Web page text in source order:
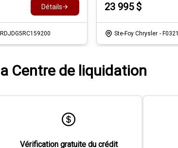
Détails 23 995$
Ste-Foy Chrysler - F0321
Centre de liquidation
Vérification gratuite du crédit